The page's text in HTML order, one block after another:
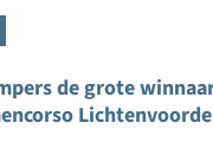
de grote